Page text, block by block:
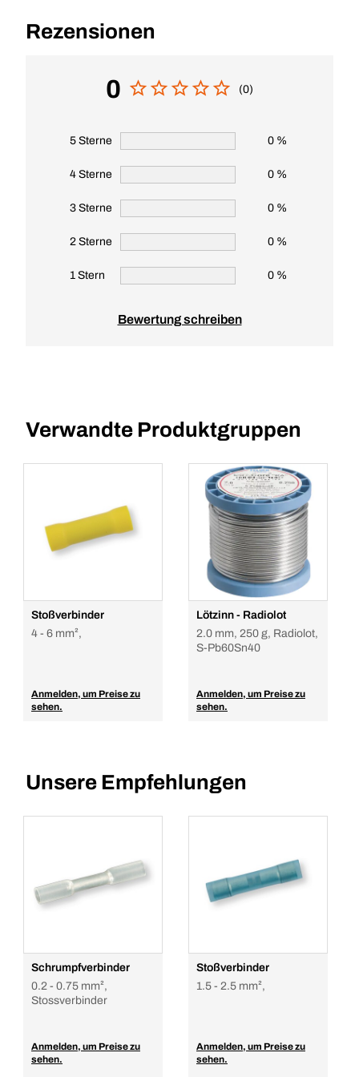
Rezensionen
0 (0)
5 Sterne 0 %
4 Sterne 0 %
3 Sterne 0 %
2 Sterne 0 %
1 Stern 0 %
Bewertung schreiben
Verwandte Produktgruppen
Stoßverbinder
4 - 6 mm²,
Anmelden, um Preise zu
sehen.
Lötzinn - Radiolot
2.0 mm, 250 g, Radiolot,
S-Pb60Sn40
Anmelden, um Preise zu
sehen.
Unsere Empfehlungen
Schrumpfverbinder
0.2 - 0.75 mm²,
Stossverbinder
Anmelden, um Preise zu
sehen.
Stoßverbinder
1.5 - 2.5 mm²,
Anmelden, um Preise zu
sehen.